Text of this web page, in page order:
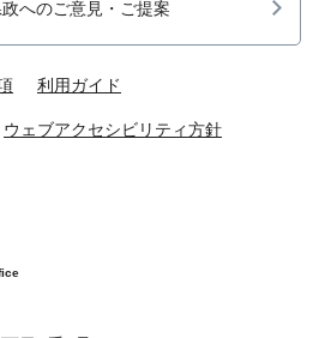
政へのご意見・ご提案
利用ガイド
ウェブアクセシビリティ方針